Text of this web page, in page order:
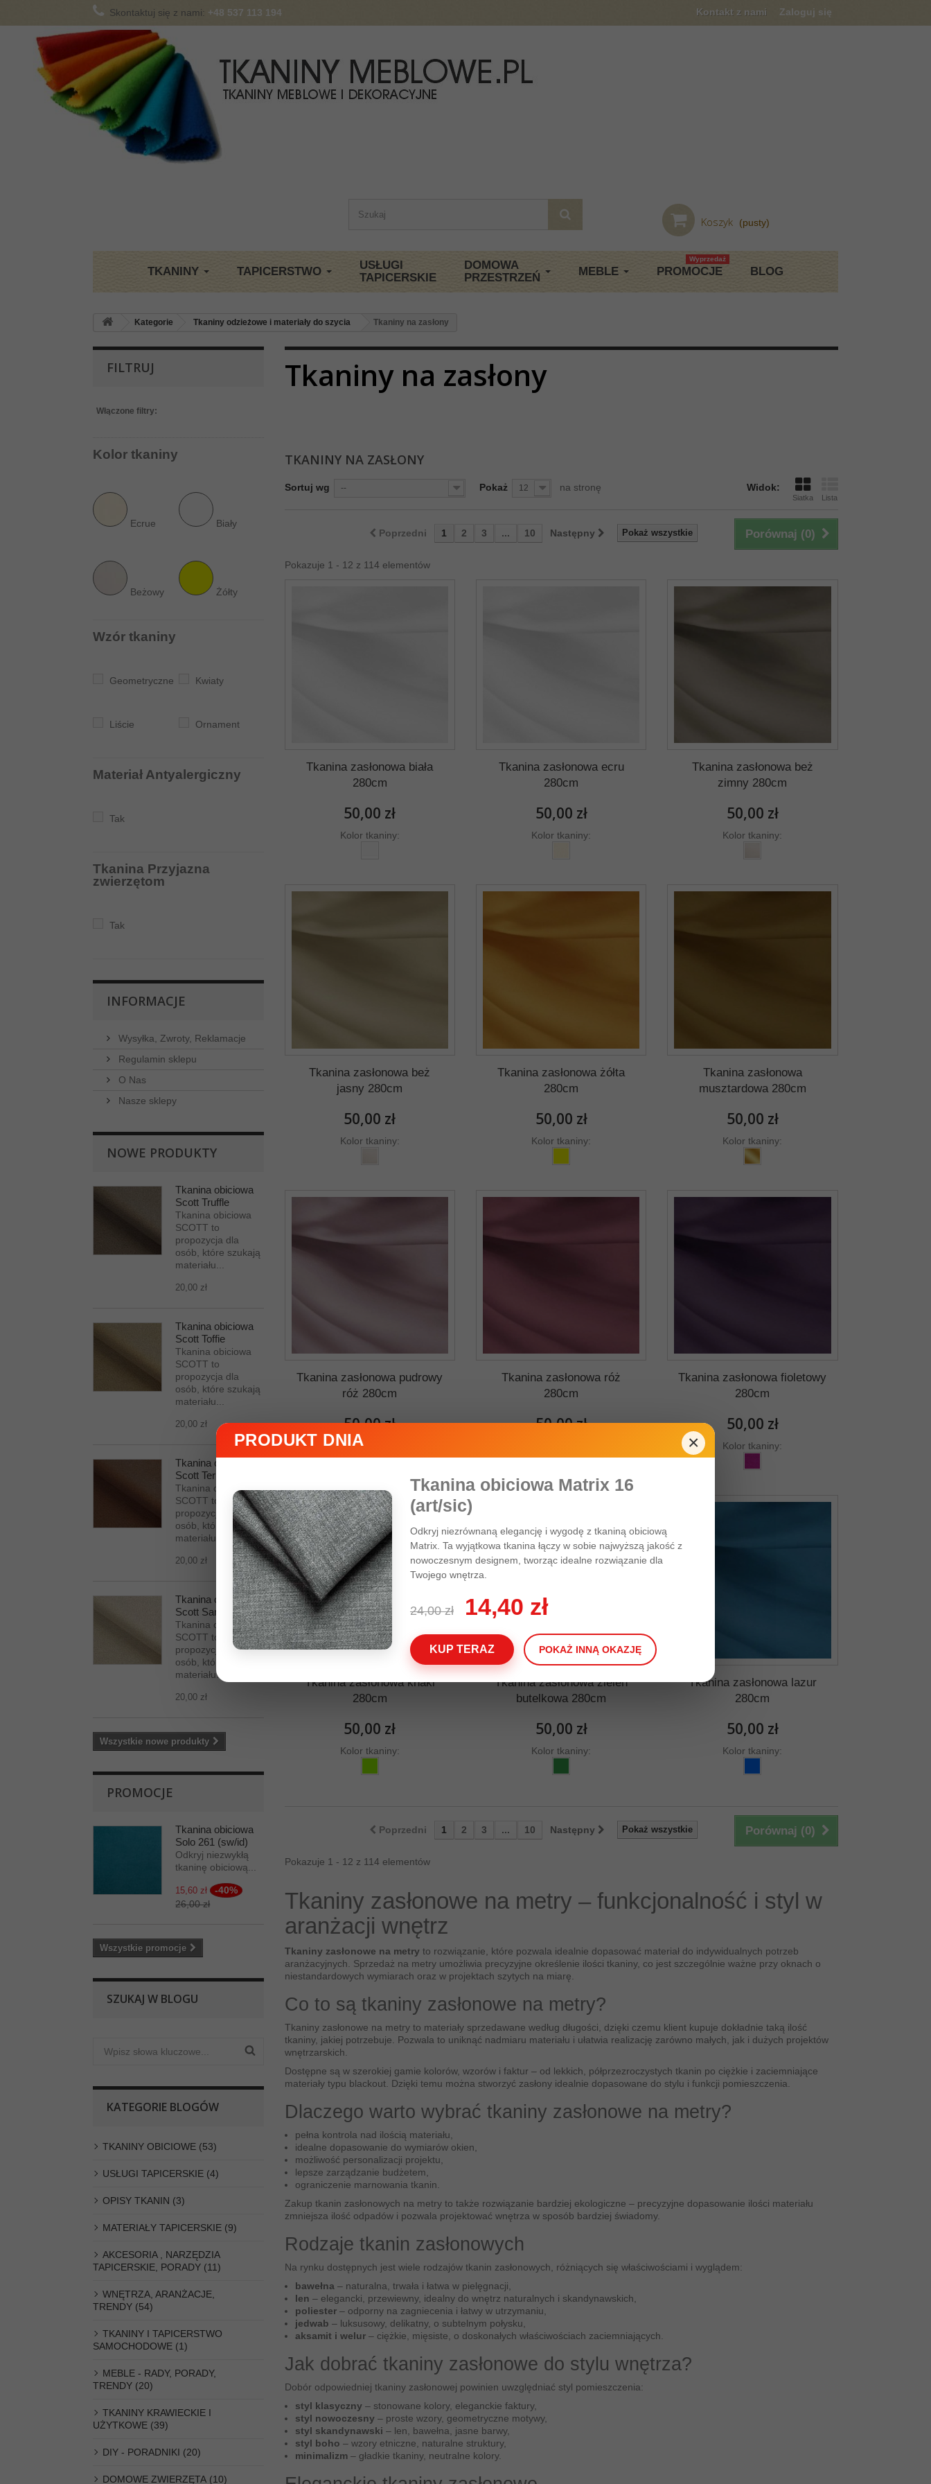
Zaloguj się
Kontakt z nami
Skontaktuj się z nami: +48 537 113 194
Koszyk (pusty)
TKANINY TAPICERSTWO
USŁUGI
TAPICERSKIE
DOMOWA
PRZESTRZEŃ
MEBLE PROMOCJE
Wyprzedaż
BLOG
Kategorie Tkaniny odzieżowe i materiały do szycia Tkaniny na zasłony
FILTRUJ
Włączone filtry:
Kolor tkaniny
Ecrue Biały
Beżowy Żółty
Aqua
Różowy
Szary
seledynowy
Wzór tkaniny
Geometryczne Kwiaty
Liście Ornament
Materiał Antyalergiczny
Tak
Tkanina Przyjazna
zwierzętom
Tak
INFORMACJE
Wysyłka, Zwroty, Reklamacje
Regulamin sklepu
O Nas
Nasze sklepy
NOWE PRODUKTY
Tkanina obiciowa
Scott Truffle
Tkanina obiciowa
SCOTT to
propozycja dla
osób, które szukają
materiału...
20,00 zł
Tkanina obiciowa
Scott Toffie
Tkanina obiciowa
SCOTT to
propozycja dla
osób, które szukają
materiału...
20,00 zł
Tkanina obiciowa
Scott Terracotta
Tkanina obiciowa
SCOTT to
propozycja dla
osób, które szukają
materiału...
20,00 zł
Tkanina obiciowa
Scott Sand
Tkanina obiciowa
SCOTT to
propozycja dla
osób, które szukają
materiału...
20,00 zł
Wszystkie nowe produkty
PROMOCJE
Tkanina obiciowa
Solo 261 (sw/id)
Odkryj niezwykłą
tkaninę obiciową...
15,60 zł -40%
26,00 zł
Wszystkie promocje
SZUKAJ W BLOGU
KATEGORIE BLOGÓW
TKANINY OBICIOWE (53)
USŁUGI TAPICERSKIE (4)
OPISY TKANIN (3)
MATERIAŁY TAPICERSKIE (9)
AKCESORIA , NARZĘDZIA
TAPICERSKIE, PORADY (11)
WNĘTRZA, ARANŻACJE,
TRENDY (54)
TKANINY I TAPICERSTWO
SAMOCHODOWE (1)
MEBLE - RADY, PORADY,
TRENDY (20)
TKANINY KRAWIECKIE I
UŻYTKOWE (39)
DIY - PORADNIKI (20)
DOMOWE ZWIERZĘTA (10)
Tkaniny na zasłony
TKANINY NA ZASŁONY
Widok:
Siatka Lista
Sortuj wg -- Pokaż 12 na stronę
Porównaj (0)
Pokaż wszystkie
Poprzedni 1 2 3 ... 10 Następny
Pokazuje 1 - 12 z 114 elementów
Tkanina zasłonowa biała
280cm
50,00 zł
Kolor tkaniny:
Tkanina zasłonowa ecru
280cm
50,00 zł
Kolor tkaniny:
Tkanina zasłonowa beż
zimny 280cm
50,00 zł
Kolor tkaniny:
Tkanina zasłonowa beż
jasny 280cm
50,00 zł
Kolor tkaniny:
Tkanina zasłonowa żółta
280cm
50,00 zł
Kolor tkaniny:
Tkanina zasłonowa
musztardowa 280cm
50,00 zł
Kolor tkaniny:
Tkanina zasłonowa pudrowy
róż 280cm
50,00 zł
Kolor tkaniny:
Tkanina zasłonowa róż
280cm
50,00 zł
Tkanina zasłonowa fioletowy
280cm
50,00 zł
Kolor tkaniny:
Tkanina zasłonowa khaki
280cm
50,00 zł
Kolor tkaniny:
Tkanina zasłonowa zieleń
butelkowa 280cm
50,00 zł
Kolor tkaniny:
Tkanina zasłonowa lazur
280cm
50,00 zł
Kolor tkaniny:
Porównaj (0)
Pokaż wszystkie
Poprzedni 1 2 3 ... 10 Następny
Pokazuje 1 - 12 z 114 elementów
Tkaniny zasłonowe na metry – funkcjonalność i styl w
aranżacji wnętrz
Tkaniny zasłonowe na metryto rozwiązanie, które pozwala idealnie dopasować materiał do indywidualnych potrzeb
aranżacyjnych. Sprzedaż na metry umożliwia precyzyjne określenie ilości tkaniny, co jest szczególnie ważne przy oknach o
niestandardowych wymiarach oraz w projektach szytych na miarę.
Co to są tkaniny zasłonowe na metry?
Tkaniny zasłonowe na metry to materiały sprzedawane według długości, dzięki czemu klient kupuje dokładnie taką ilość
tkaniny, jakiej potrzebuje. Pozwala to uniknąć nadmiaru materiału i ułatwia realizację zarówno małych, jak i dużych projektów
wnętrzarskich.
Dostępne są w szerokiej gamie kolorów, wzorów i faktur – od lekkich, półprzezroczystych tkanin po ciężkie i zaciemniające
materiały typu blackout. Dzięki temu można stworzyć zasłony idealnie dopasowane do stylu i funkcji pomieszczenia.
Dlaczego warto wybrać tkaniny zasłonowe na metry?
pełna kontrola nad ilością materiału,
idealne dopasowanie do wymiarów okien,
możliwość personalizacji projektu,
lepsze zarządzanie budżetem,
ograniczenie marnowania tkanin.
Zakup tkanin zasłonowych na metry to także rozwiązanie bardziej ekologiczne – precyzyjne dopasowanie ilości materiału
zmniejsza ilość odpadów i pozwala projektować wnętrza w sposób bardziej świadomy.
Rodzaje tkanin zasłonowych
Na rynku dostępnych jest wiele rodzajów tkanin zasłonowych, różniących się właściwościami i wyglądem:
bawełna – naturalna, trwała i łatwa w pielęgnacji,
len – elegancki, przewiewny, idealny do wnętrz naturalnych i skandynawskich,
poliester– odporny na zagniecenia i łatwy w utrzymaniu,
jedwab – luksusowy, delikatny, o subtelnym połysku,
aksamit i welur– ciężkie, mięsiste, o doskonałych właściwościach zaciemniających.
Jak dobrać tkaniny zasłonowe do stylu wnętrza?
Dobór odpowiedniej tkaniny zasłonowej powinien uwzględniać styl pomieszczenia:
styl klasyczny– stonowane kolory, eleganckie faktury,
styl nowoczesny– proste wzory, geometryczne motywy,
styl skandynawski – len, bawełna, jasne barwy,
styl boho – wzory etniczne, naturalne struktury,
minimalizm– gładkie tkaniny, neutralne kolory.
×
PRODUKT DNIA
Tkanina obiciowa Matrix 16
(art/sic)
Odkryj niezrównaną elegancję i wygodę z tkaniną obiciową
Matrix. Ta wyjątkowa tkanina łączy w sobie najwyższą jakość z
nowoczesnym designem, tworząc idealne rozwiązanie dla
Twojego wnętrza.
24,00 zł 14,40 zł
KUP TERAZ POKAŻ INNĄ OKAZJĘ